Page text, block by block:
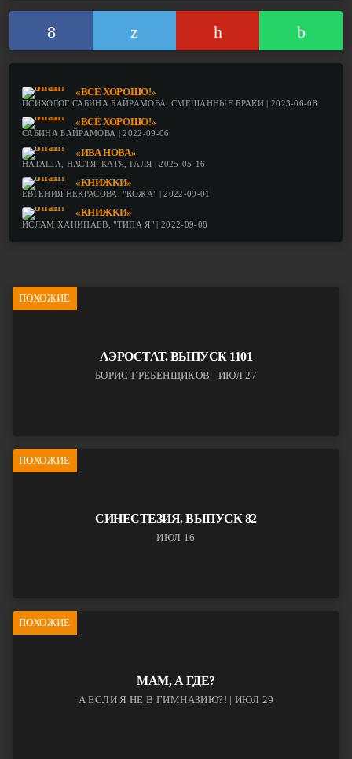
«ВСЁ ХОРОШО!»
ПСИХОЛОГ САБИНА БАЙРАМОВА. СМЕШАННЫЕ БРАКИ | 2023-06-08
«ВСЁ ХОРОШО!»
САБИНА БАЙРАМОВА | 2022-09-06
«ИВА НОВА»
НАТАША, НАСТЯ, КАТЯ, ГАЛЯ | 2025-05-16
«КНИЖКИ»
ЕВГЕНИЯ НЕКРАСОВА, "КОЖА" | 2022-09-01
«КНИЖКИ»
ИСЛАМ ХАНИПАЕВ, "ТИПА Я" | 2022-09-08
ПОХОЖИЕ
АЭРОСТАТ. ВЫПУСК 1101
БОРИС ГРЕБЕНЩИКОВ | ИЮЛ 27
ПОХОЖИЕ
СИНЕСТЕЗИЯ. ВЫПУСК 82
ИЮЛ 16
ПОХОЖИЕ
МАМ, А ГДЕ?
А ЕСЛИ Я НЕ В ГИМНАЗИЮ?! | ИЮЛ 29